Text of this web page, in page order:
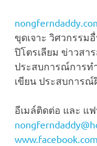
ขุดเจาะ วิศวกรรม
ปิโตรเลียม ข่าวสา
ประสบการณ์การ
เขียน ประสบการณ์
อีเมล์ติดต่อ และ แฟ